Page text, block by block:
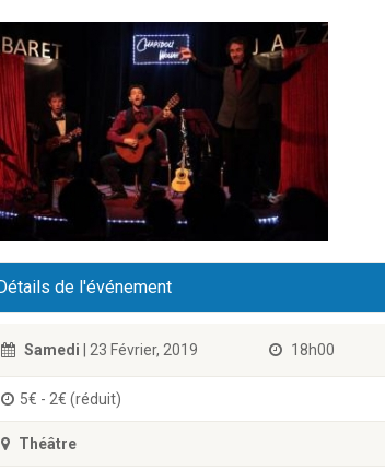
de l'événement
Samedi | 23 Février, 2019 18h00
5€ - 2€ (réduit)
Théâtre